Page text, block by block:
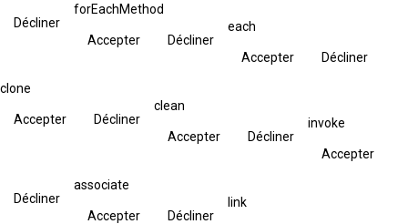
Décliner
forEachMethod
Accepter Décliner
each
Accepter Décliner
clone
Accepter Décliner
clean
Accepter Décliner
invoke
Accepter
Décliner
associate
Accepter Décliner
link